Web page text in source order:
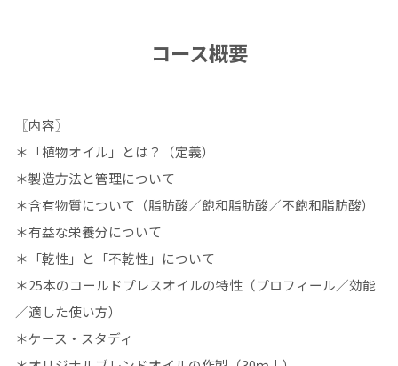
コース概要
〖内容〗
＊「植物オイル」とは？（定義）
＊製造方法と管理について
＊含有物質について（脂肪酸／飽和脂肪酸／不飽和脂肪酸）
＊有益な栄養分について
＊「乾性」と「不乾性」について
＊25本のコールドプレスオイルの特性（プロフィール／効能
／適した使い方）
＊ケース・スタディ